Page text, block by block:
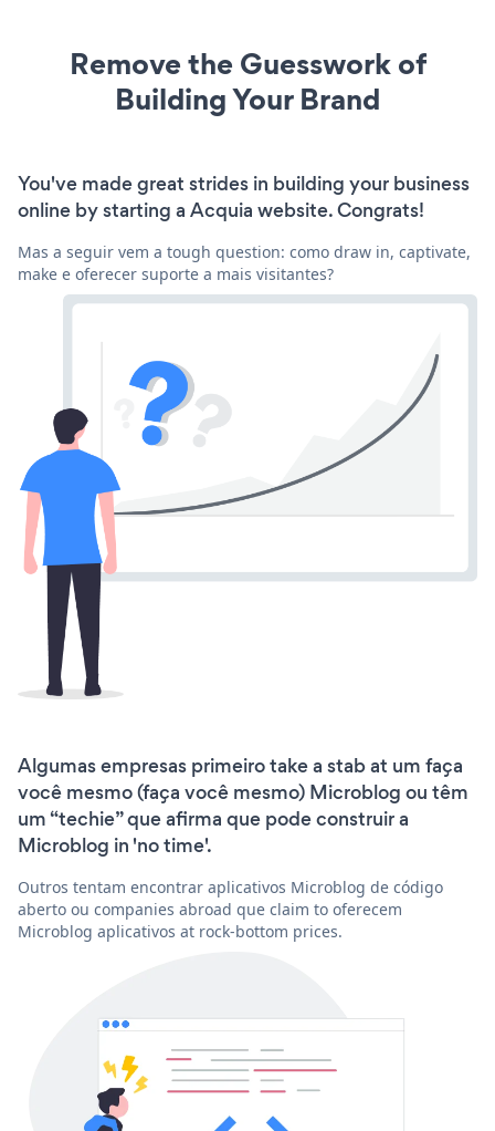
Remove the Guesswork of
Building Your Brand
You've made great strides in building your business
online by starting a Acquia website. Congrats!
Mas a seguir vem a tough question: como draw in, captivate,
make e oferecer suporte a mais visitantes?
Algumas empresas primeiro take a stab at um faça
você mesmo (faça você mesmo) Microblog ou têm
um “techie” que afirma que pode construir a
Microblog in 'no time'.
Outros tentam encontrar aplicativos Microblog de código
aberto ou companies abroad que claim to oferecem
Microblog aplicativos at rock-bottom prices.